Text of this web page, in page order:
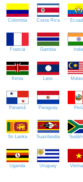
Colombia Costa Rica
Francia Gambia India
Kenia Laos
Panamá Paraguay Perú
Sri Lanka Suazilandia
Uganda Uruguay